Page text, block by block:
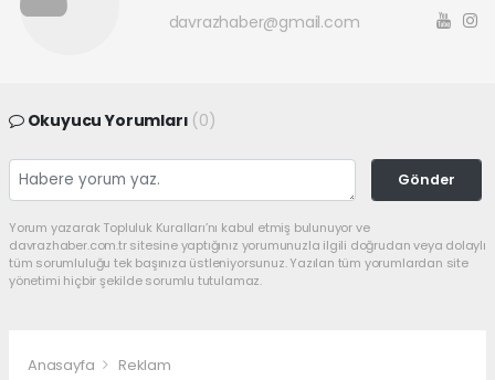
davrazhaber@gmail.com
Okuyucu Yorumları (0)
Gönder
Yorum yazarak Topluluk Kuralları’nı kabul etmiş bulunuyor ve
davrazhaber.com.tr sitesine yaptığınız yorumunuzla ilgili doğrudan veya dolaylı
tüm sorumluluğu tek başınıza üstleniyorsunuz. Yazılan tüm yorumlardan site
yönetimi hiçbir şekilde sorumlu tutulamaz.
Anasayfa Reklam